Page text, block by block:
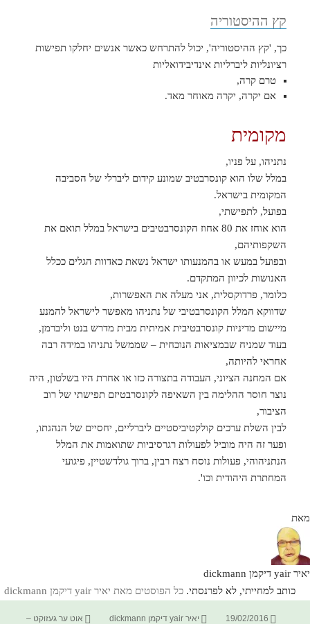
קץ ההיסטוריה
כך, 'קץ ההיסטוריה', יכול להתרחש כאשר אנשים יחלקו תפישות
רציונליות ליברליות אינדיבידואליות
טרם קרה,
אם יקרה, יקרה מאוחר מאד.
מקומית
נתניהו, על פניו,
במלל שלו הוא קונסרבטיב שמונע קידום ליברלי של הסביבה
המקומית בישראל.
בפועל, לתפישתי,
הוא אוחז את 80 אחוז הקונסרבטיבים בישראל במלל תואם את
השקפותיהם,
ובפועל במעש או בהמנעותו ישראל נשאת כאדוות הגלים ככלל
האנושות לכיוון המתקדם.
כלומר, פרדוקסלית, אני מעלה את האפשרות,
שדווקא המלל הקונסרבטיבי של נתניהו מאפשר לישראל להמנע
מיישום מדיניות קונסרבטיבית אמיתית מבית מדרש בנט וליברמן,
בעוד שמניח שבמציאות הנוכחית – שממשל נתניהו במידה רבה
אחראי להיותה,
אם המחנה הציוני, העבודה בתצורה כזו או אחרת היו בשלטון, היה
נוצר חוסר ההלימה בין השאיפה לקונסרבטיזם תפישתי של רוב
הציבור,
לבין השלת ערכים קולקטיביסטיים ליברליים, יחסיים של הנהגתו,
ופער זה היה מוביל לפעולות רגרסיביות שתואמות את המלל
הנתניהוהי, פעולות נוסח רצח רבין, ברוך גולדשטיין, פיגועי
המחתרת היהודית וכו'.
מאת
יאיר yair דיקמן dickmann
כותב למחייתי, לא לפרנסתי. כל הפוסטים מאת יאיר yair דיקמן dickmann‏
פורסם
19/02/2016 מחבר
יאיר yair דיקמן dickmann קטגוריות
אוט ער געזוקט –